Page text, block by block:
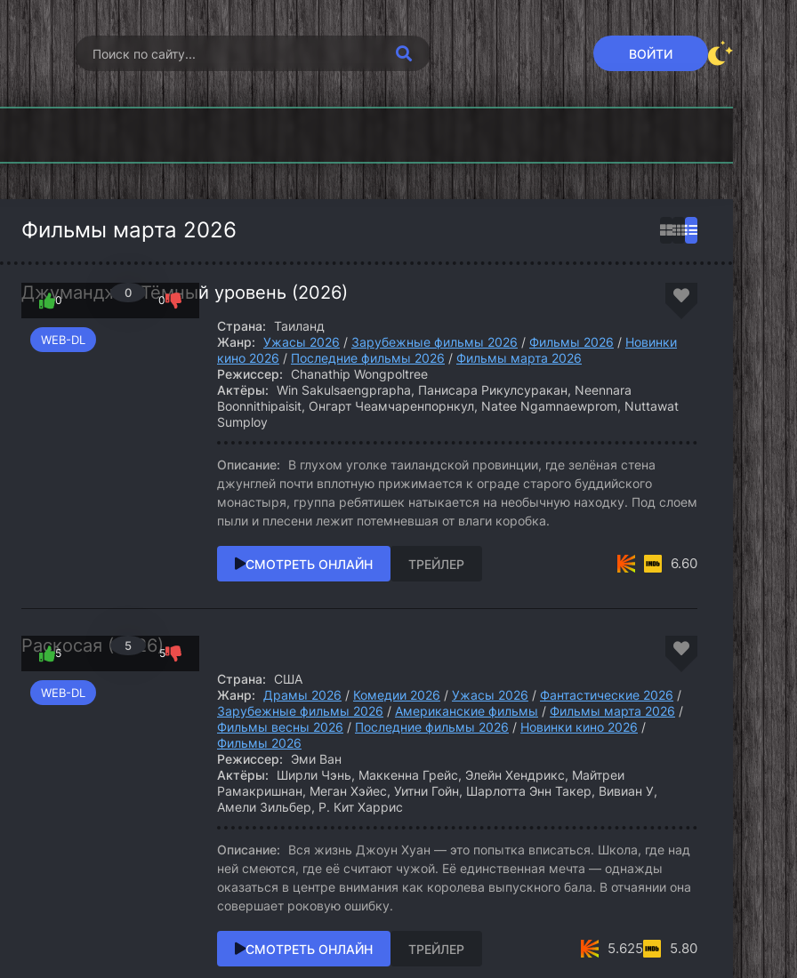
ВОЙТИ
Гангстерленд
Хищные земли
Опустошение
Семья Кардашьян
Секретный
уровень (2026)
Фильмы марта 2026
Джуманджи: Тёмный уровень (2026)
WEB-DL
0
0 0
Страна: Таиланд
Жанр: Ужасы 2026 / Зарубежные фильмы 2026 / Фильмы 2026 / Новинки
кино 2026 / Последние фильмы 2026 / Фильмы марта 2026
Режиссер:
Chanathip Wongpoltree
Актёры: Win Sakulsaengprapha, Панисара Рикулсуракан, Neennara
Boonnithipaisit, Онгарт Чеамчаренпорнкул, Natee Ngamnaewprom, Nuttawat
Sumploy
Описание:
В глухом уголке таиландской провинции, где зелёная стена
джунглей почти вплотную прижимается к ограде старого буддийского
монастыря, группа ребятишек натыкается на необычную находку. Под слоем
пыли и плесени лежит потемневшая от влаги коробка.
СМОТРЕТЬ ОНЛАЙН ТРЕЙЛЕР 6.60
Раскосая (2026)
WEB-DL
5
5 5
Страна:
США
Жанр:
Драмы 2026 / Комедии 2026 / Ужасы 2026 / Фантастические 2026 /
Зарубежные фильмы 2026 / Американские фильмы / Фильмы марта 2026 /
Фильмы весны 2026 / Последние фильмы 2026 / Новинки кино 2026 /
Фильмы 2026
Режиссер:
Эми Ван
Актёры:
Ширли Чэнь, Маккенна Грейс, Элейн Хендрикс, Майтреи
Рамакришнан, Меган Хэйес, Уитни Гойн, Шарлотта Энн Такер, Вивиан У,
Амели Зильбер, Р. Кит Харрис
Описание:
Вся жизнь Джоун Хуан — это попытка вписаться. Школа, где над
ней смеются, где её считают чужой. Её единственная мечта — однажды
оказаться в центре внимания как королева выпускного бала. В отчаянии она
совершает роковую ошибку.
СМОТРЕТЬ ОНЛАЙН ТРЕЙЛЕР 5.625 5.80